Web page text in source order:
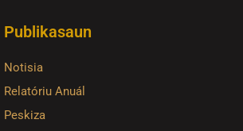
Publikasaun
Notisia
Relatóriu Anuál
Peskiza